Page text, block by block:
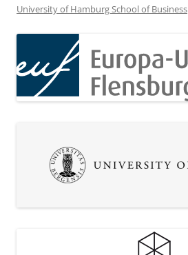
University of Hamburg School of Business